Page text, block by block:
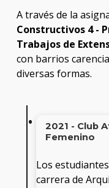
A través de la
Constructivos 4 -
Trabajos de
con barrios
diversas formas.
2021 - Club
Femenino
Los
carrera de